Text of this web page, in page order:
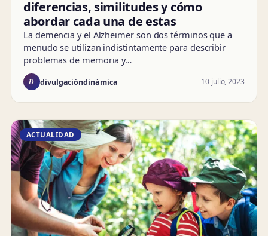
diferencias, similitudes y cómo
abordar cada una de estas
La demencia y el Alzheimer son dos términos que a
menudo se utilizan indistintamente para describir
problemas de memoria y…
D divulgacióndinámica 10 julio, 2023
ACTUALIDAD